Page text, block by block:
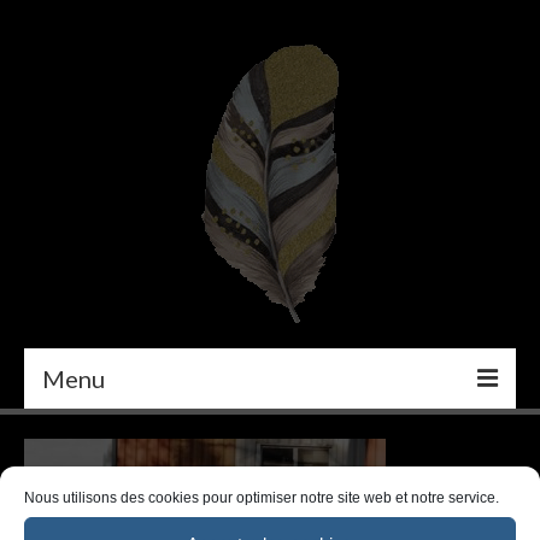
Nous utilisons des cookies pour optimiser notre site web et notre service.
Menu
PEINTURE
DÉCORATION INTÉRIEURE